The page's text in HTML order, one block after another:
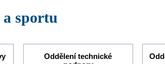
a sportu
Oddělení technické